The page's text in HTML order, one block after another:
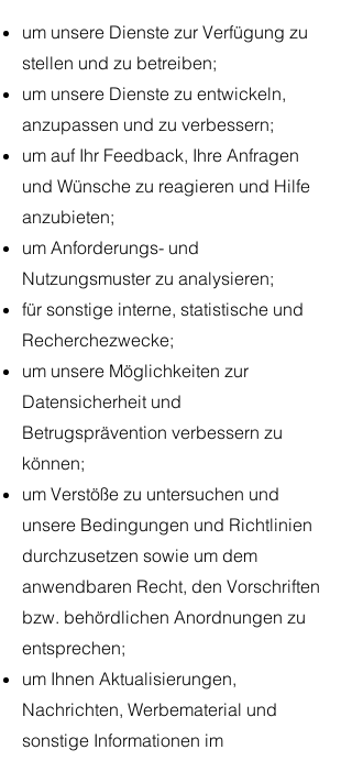
um unsere Dienste zur Verfügung zu
stellen und zu betreiben;
um unsere Dienste zu entwickeln,
anzupassen und zu verbessern;
um auf Ihr Feedback, Ihre Anfragen
und Wünsche zu reagieren und Hilfe
anzubieten;
um Anforderungs- und
Nutzungsmuster zu analysieren;
für sonstige interne, statistische und
Recherchezwecke;
um unsere Möglichkeiten zur
Datensicherheit und
Betrugsprävention verbessern zu
können;
um Verstöße zu untersuchen und
unsere Bedingungen und Richtlinien
durchzusetzen sowie um dem
anwendbaren Recht, den Vorschriften
bzw. behördlichen Anordnungen zu
entsprechen;
um Ihnen Aktualisierungen,
Nachrichten, Werbematerial und
sonstige Informationen im